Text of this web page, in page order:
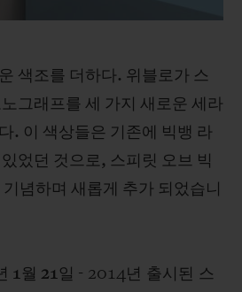
색조를 더하다. 위블로가 스
그래프를 세 가지 새로운 세라
. 이 색상들은 기존에 빅뱅 라
었던 것으로, 스피릿 오브 빅
념하며 새롭게 추가 되었습니
1월 21일 - 2014년 출시된 스
보증